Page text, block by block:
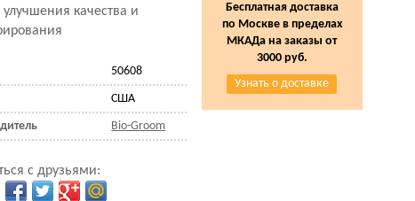
качества и
50608
США
Bio-Groom
с друзьями:
Бесплатная доставка
по Москве в пределах
МКАДа на заказы от
3000 руб.
Узнать о доставке